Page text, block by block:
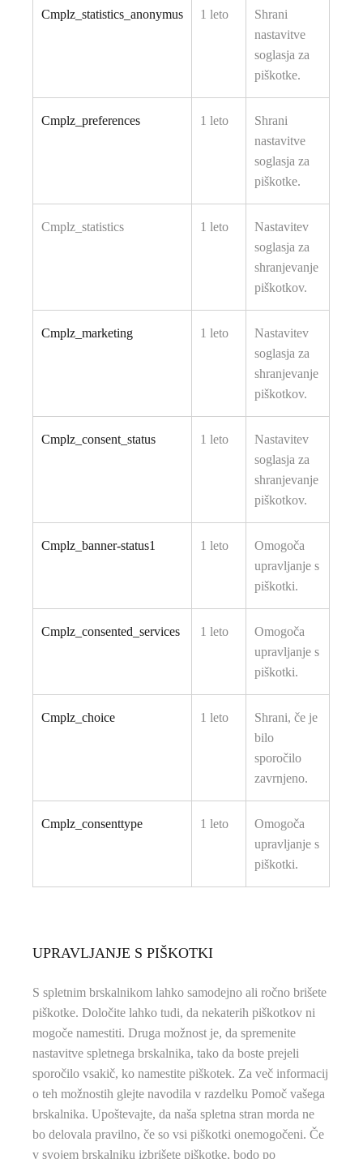
Cmplz_statistics_anonymus 1 leto
Shrani
nastavitve
soglasja za
piškotke.
Cmplz_preferences 1 leto
Shrani
nastavitve
soglasja za
piškotke.
Cmplz_statistics 1 leto
Nastavitev
soglasja za
shranjevanje
piškotkov.
Cmplz_marketing 1 leto
Nastavitev
soglasja za
shranjevanje
piškotkov.
Cmplz_consent_status 1 leto
Nastavitev
soglasja za
shranjevanje
piškotkov.
Cmplz_banner-status1 1 leto
Omogoča
upravljanje s
piškotki.
Cmplz_consented_services 1 leto
Omogoča
upravljanje s
piškotki.
Cmplz_choice 1 leto
Shrani, če je
bilo
sporočilo
zavrnjeno.
Cmplz_consenttype 1 leto
Omogoča
upravljanje s
piškotki.
UPRAVLJANJE S PIŠKOTKI
S spletnim brskalnikom lahko samodejno ali ročno brišete
piškotke. Določite lahko tudi, da nekaterih piškotkov ni
mogoče namestiti. Druga možnost je, da spremenite
nastavitve spletnega brskalnika, tako da boste prejeli
sporočilo vsakič, ko namestite piškotek. Za več informacij
o teh možnostih glejte navodila v razdelku Pomoč vašega
brskalnika. Upoštevajte, da naša spletna stran morda ne
bo delovala pravilno, če so vsi piškotki onemogočeni. Če
v svojem brskalniku izbrišete piškotke, bodo po